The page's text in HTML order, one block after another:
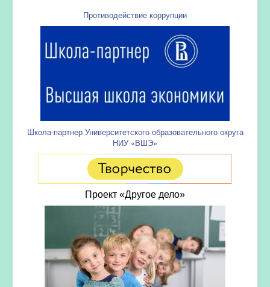
Противодействие коррупции
Школа-партнер Университетского образовательного округа
НИУ «ВШЭ»
Проект «Другое дело»